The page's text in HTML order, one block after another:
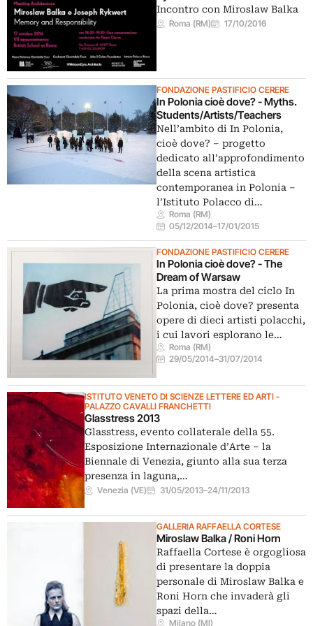
Incontro con Miroslaw Balka
Roma (RM) 17/10/2016
FONDAZIONE PASTIFICIO CERERE
In Polonia cioè dove? - Myths.
Students/Artists/Teachers
Nell’ambito di In Polonia,
cioè dove? – progetto
dedicato all’approfondimento
della scena artistica
contemporanea in Polonia –
l’Istituto Polacco di…
Roma (RM)
05/12/2014–17/01/2015
FONDAZIONE PASTIFICIO CERERE
In Polonia cioè dove? - The
Dream of Warsaw
La prima mostra del ciclo In
Polonia, cioè dove? presenta
opere di dieci artisti polacchi,
i cui lavori esplorano le…
Roma (RM)
29/05/2014–31/07/2014
ISTITUTO VENETO DI SCIENZE LETTERE ED ARTI -
PALAZZO CAVALLI FRANCHETTI
Glasstress 2013
Glasstress, evento collaterale della 55.
Esposizione Internazionale d’Arte – la
Biennale di Venezia, giunto alla sua terza
presenza in laguna,…
Venezia (VE) 31/05/2013–24/11/2013
GALLERIA RAFFAELLA CORTESE
Miroslaw Balka / Roni Horn
Raffaella Cortese è orgogliosa
di presentare la doppia
personale di Miroslaw Balka e
Roni Horn che invaderà gli
spazi della…
Milano (MI)